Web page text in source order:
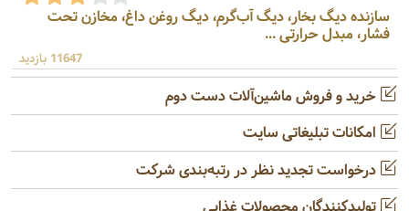
سازنده دیگ بخار، دیگ آب‌گرم، دیگ روغن داغ، مخازن تحت
فشار، مبدل حرارتی ...
11647 بازدید
خرید و فروش ماشین‌آلات دست دوم
امکانات تبلیغاتی سایت
درخواست تجدید نظر در رتبه‌بندی شرکت